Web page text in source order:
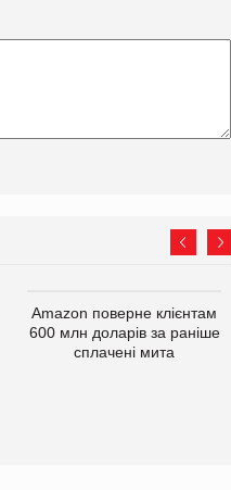
Amazon поверне клієнтам
600 млн доларів за раніше
сплачені мита